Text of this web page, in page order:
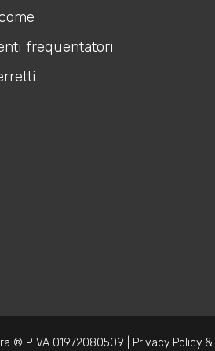
frequentatori
® P.IVA 01972080509 | Privacy Policy &